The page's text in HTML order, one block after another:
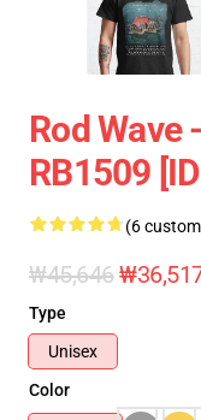
Rod Wave
RB1509
(6
₩45,646
Type
Unisex
Color